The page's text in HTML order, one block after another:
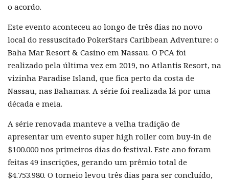
o acordo.
Este evento aconteceu ao longo de três dias no novo
local do ressuscitado PokerStars Caribbean Adventure: o
Baha Mar Resort & Casino em Nassau. O PCA foi
realizado pela última vez em 2019, no Atlantis Resort, na
vizinha Paradise Island, que fica perto da costa de
Nassau, nas Bahamas. A série foi realizada lá por uma
década e meia.
A série renovada manteve a velha tradição de
apresentar um evento super high roller com buy-in de
$100.000 nos primeiros dias do festival. Este ano foram
feitas 49 inscrições, gerando um prêmio total de
$4.753.980. O torneio levou três dias para ser concluído,